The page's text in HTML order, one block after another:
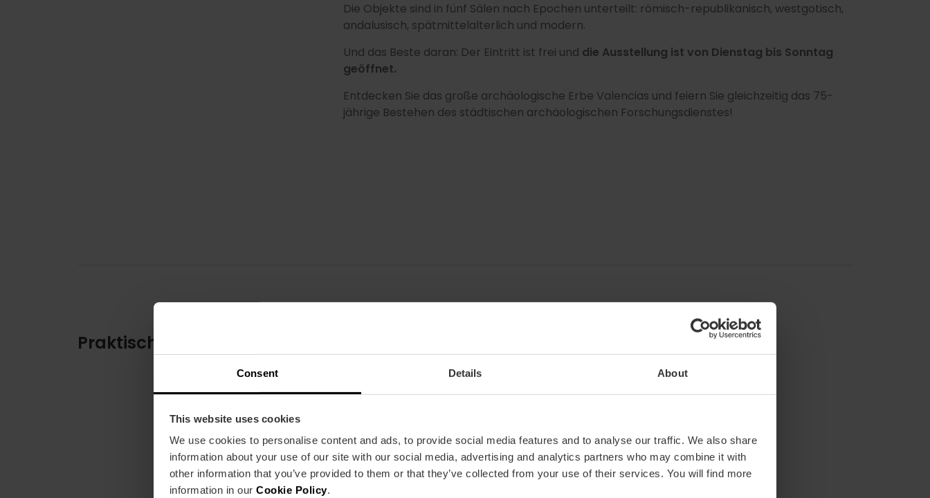
Consent Details About
This website uses cookies
We use cookies to personalise content and ads, to provide social media features and to analyse our traffic. We also share
information about your use of our site with our social media, advertising and analytics partners who may combine it with
other information that you’ve provided to them or that they’ve collected from your use of their services. You will find more
information in our Cookie Policy.
Die Objekte sind in fünf Sälen nach Epochen unterteilt: römisch-republikanisch, westgotisch,
andalusisch, spätmittelalterlich und modern.
Und das Beste daran: Der Eintritt ist frei und die Ausstellung ist von Dienstag bis Sonntag
geöffnet.
Entdecken Sie das große archäologische Erbe Valencias und feiern Sie gleichzeitig das 75-
jährige Bestehen des städtischen archäologischen Forschungsdienstes!
Praktische Informationen
20/01/2025 - 27/06/2025
Dienstag bis Samstag von 10:00 bis 14:00 Uhr und von 15:00 bis 19:00 Uhr.
Tickets
Kostenfrei.